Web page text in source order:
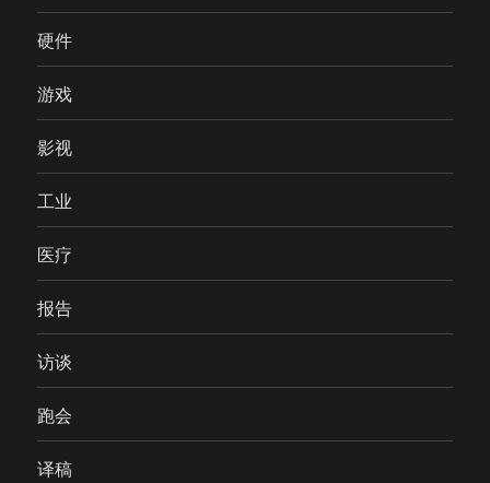
硬件
游戏
影视
工业
医疗
报告
访谈
跑会
译稿